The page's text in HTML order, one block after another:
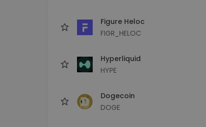
Figure Heloc
FIGR_HELOC
Hyperliquid
HYPE
Dogecoin
DOGE